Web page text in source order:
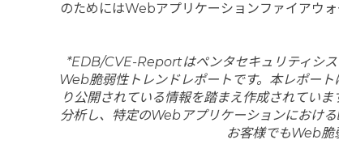
のためにはWebアプリケーションファイアウ
*EDB/CVE-Reportはペンタセキュリティシ
Web脆弱性トレンドレポートです。本レポー
り公開されている情報を踏まえ作成されてい
分析し、特定のWebアプリケーションにおけ
お客様でもWeb脆